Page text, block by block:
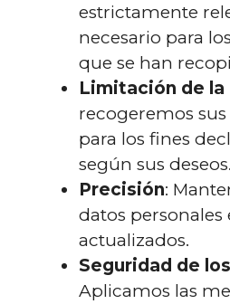
estrictamente
necesario para
que se han
Limitación de la
recogeremos
para los fines
según sus deseos.
Precisión:
datos personales
actualizados.
Seguridad de
Aplicamos las